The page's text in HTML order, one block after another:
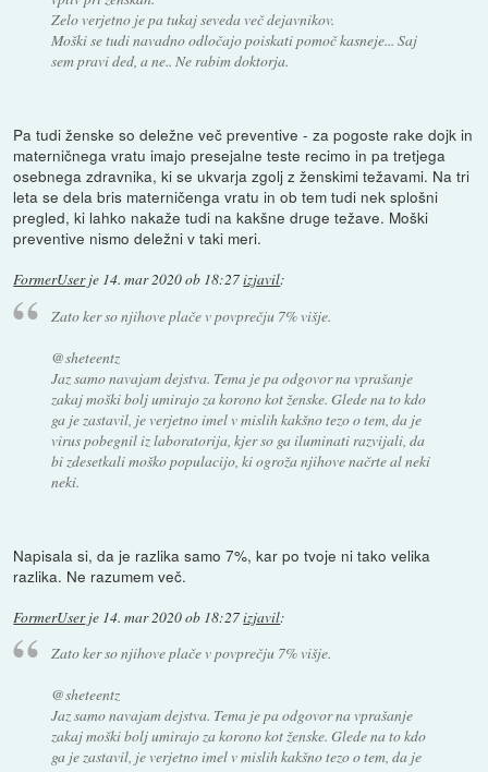
Zelo verjetno je pa tukaj seveda več dejavnikov.
Moški se tudi navadno odločajo poiskati pomoč kasneje... Saj
sem pravi ded, a ne.. Ne rabim doktorja.
Pa tudi ženske so deležne več preventive - za pogoste rake dojk in
materničnega vratu imajo presejalne teste recimo in pa tretjega
osebnega zdravnika, ki se ukvarja zgolj z ženskimi težavami. Na tri
leta se dela bris materničenga vratu in ob tem tudi nek splošni
pregled, ki lahko nakaže tudi na kakšne druge težave. Moški
preventive nismo deležni v taki meri.
FormerUserje 14. mar 2020 ob 18:27izjavil:
Zato ker so njihove plače v povprečju 7% višje.
@sheteentz
Jaz samo navajam dejstva. Tema je pa odgovor na vprašanje
zakaj moški bolj umirajo za korono kot ženske. Glede na to kdo
ga je zastavil, je verjetno imel v mislih kakšno tezo o tem, da je
virus pobegnil iz laboratorija, kjer so ga iluminati razvijali, da
bi zdesetkali moško populacijo, ki ogroža njihove načrte al neki
neki.
Napisala si, da je razlika samo 7%, kar po tvoje ni tako velika
razlika. Ne razumem več.
FormerUserje 14. mar 2020 ob 18:27izjavil:
Zato ker so njihove plače v povprečju 7% višje.
@sheteentz
Jaz samo navajam dejstva. Tema je pa odgovor na vprašanje
zakaj moški bolj umirajo za korono kot ženske. Glede na to kdo
ga je zastavil, je verjetno imel v mislih kakšno tezo o tem, da je